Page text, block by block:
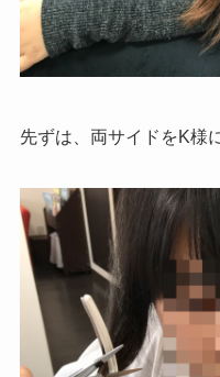
先ずは、両サイドをK様